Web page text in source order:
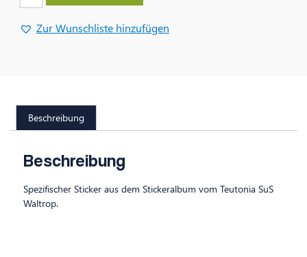
Zur Wunschliste hinzufügen
Beschreibung
Beschreibung
Spezifischer Sticker aus dem Stickeralbum vom Teutonia SuS
Waltrop.